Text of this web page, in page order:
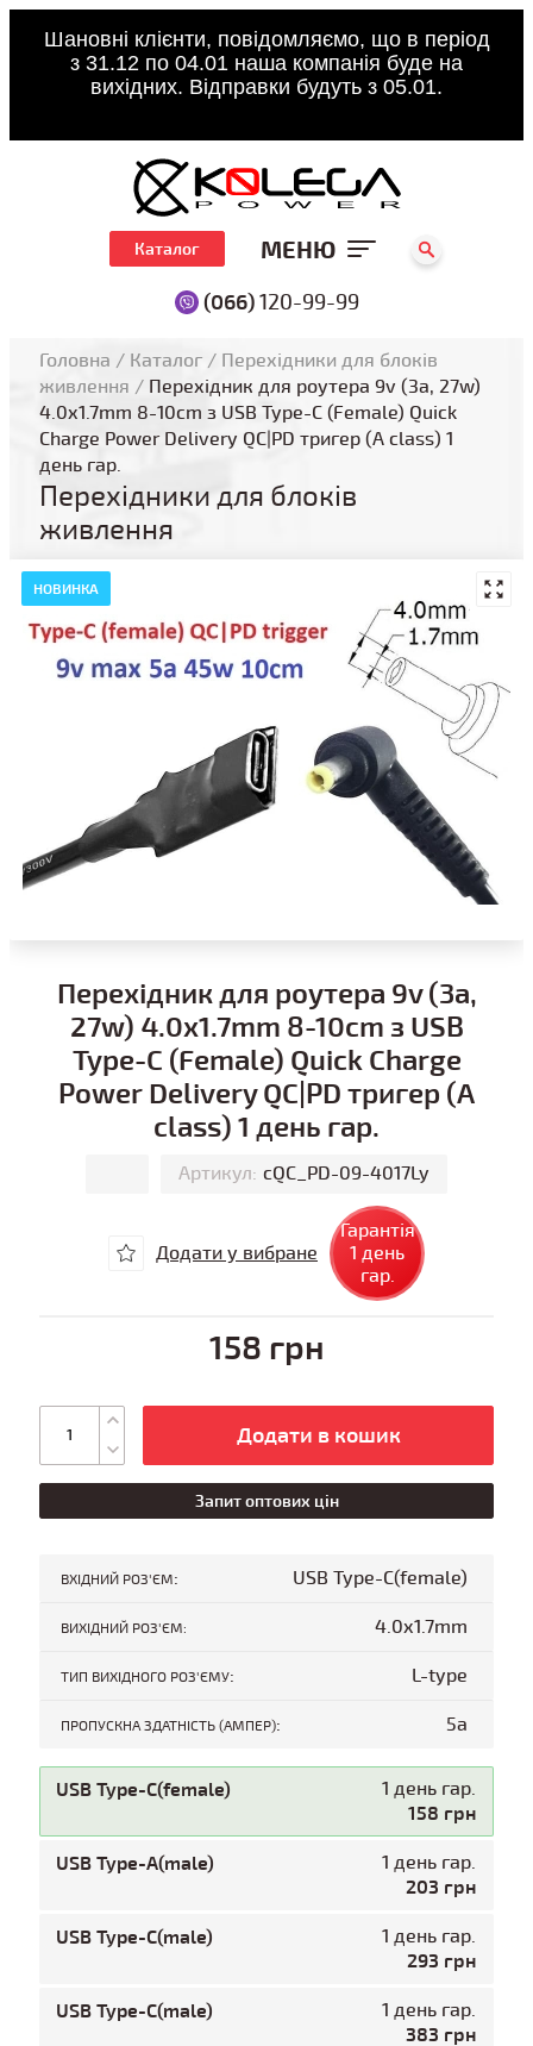
Шановні клієнти, повідомляємо, що в період
з 31.12 по 04.01 наша компанія буде на
вихідних. Відправки будуть з 05.01.
(066)120-99-99
Каталог МЕНЮ
Головна / Каталог / Перехідники для блоків
живлення / Перехідник для роутера 9v (3a, 27w)
4.0x1.7mm 8-10cm з USB Type-C (Female) Quick
Charge Power Delivery QC|PD тригер (A class) 1
день гар.
Перехідники для блоків
живлення
НОВИНКА
Перехідник для роутера 9v (3a,
27w) 4.0x1.7mm 8-10cm з USB
Type-C (Female) Quick Charge
Power Delivery QC|PD тригер (A
class) 1 день гар.
Артикул: cQC_PD-09-4017Ly
Додати у вибране
Гарантія
1 день
гар.
158 грн
Додати в кошик
Запит оптових цін
ВХІДНИЙ РОЗ'ЄМ: USB Type-C(female)
ВИХІДНИЙ РОЗ'ЄМ: 4.0x1.7mm
ТИП ВИХІДНОГО РОЗ'ЄМУ: L-type
ПРОПУСКНА ЗДАТНІСТЬ (АМПЕР): 5a
USB Type-C(female) 1 день гар.
158 грн
USB Type-A(male) 1 день гар.
203 грн
USB Type-C(male) 1 день гар.
293 грн
USB Type-C(male) 1 день гар.
383 грн